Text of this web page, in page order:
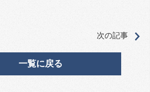
次の記事
一覧に戻る